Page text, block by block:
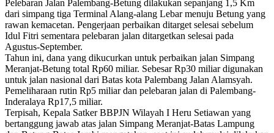
Pelebaran Jalan Palembang-Betung dilakukan sepanjang 1,5 Km
dari simpang tiga Terminal Alang-alang Lebar menuju Betung yang
rawan kemacetan. Pengerjaan perbaikan ditarget selesai sebelum
Idul Fitri sementara pelebaran jalan ditargetkan selesai pada
Agustus-September.
Tahun ini, dana yang dikucurkan untuk perbaikan jalan Simpang
Meranjat-Betung total Rp60 miliar. Sebesar Rp30 miliar digunakan
untuk jalan nasional dari Batas kota Palembang Jalan Alamsyah.
Pemeliharaan rutin Rp5 miliar dan pelebaran jalan di Palembang-
Inderalaya Rp17,5 miliar.
Terpisah, Kepala Satker BBPJN Wilayah I Heru Setiawan yang
bertanggung jawab atas jalan Simpang Meranjat-Batas Lampung